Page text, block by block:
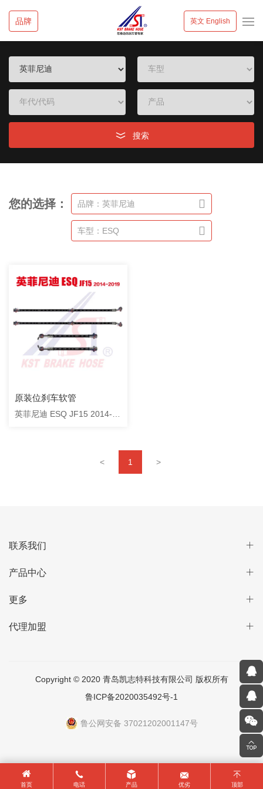
品牌 英文 English
搜索
您的选择： 品牌：英菲尼迪
车型：ESQ
原装位刹车软管
英菲尼迪 ESQ JF15 2014-
< 1 >
联系我们
产品中心
更多
代理加盟
Copyright © 2020 青岛凯志特科技有限公司 版权所有
鲁ICP备2020035492号-1
鲁公网安备 37021202001147号
首页 电话 产品 优劣 顶部